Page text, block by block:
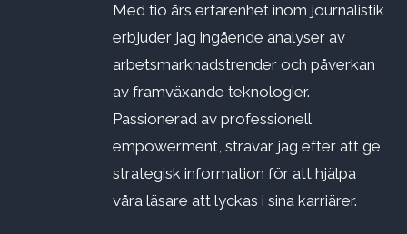
Med tio års erfarenhet inom journalistik
erbjuder jag ingående analyser av
arbetsmarknadstrender och påverkan
av framväxande teknologier.
Passionerad av professionell
empowerment, strävar jag efter att ge
strategisk information för att hjälpa
våra läsare att lyckas i sina karriärer.